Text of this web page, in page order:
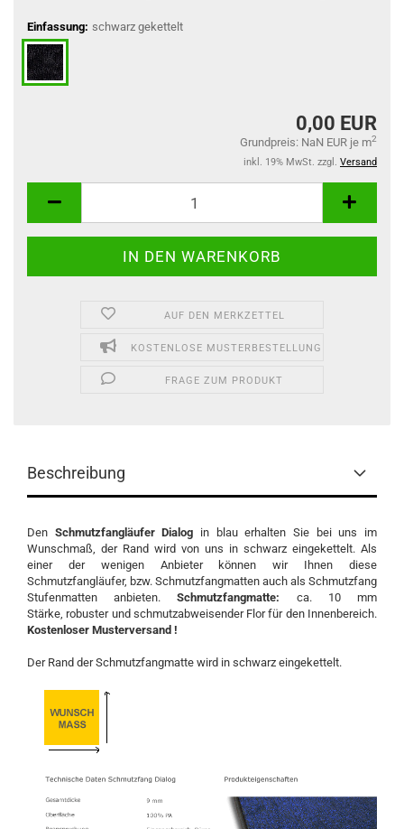
Einfassung: schwarz gekettelt
0,00 EUR
Grundpreis: NaN EUR je m2
inkl. 19% MwSt. zzgl. Versand
AUF DEN MERKZETTEL
KOSTENLOSE MUSTERBESTELLUNG
FRAGE ZUM PRODUKT
Beschreibung
Den Schmutzfangläufer Dialog in blau erhalten Sie bei uns im
Wunschmaß, der Rand wird von uns in schwarz eingekettelt. Als
einer der wenigen Anbieter können wir Ihnen diese
Schmutzfangläufer, bzw. Schmutzfangmatten auch als Schmutzfang
Stufenmatten anbieten.Schmutzfangmatte: ca. 10 mm
Stärke, robuster und schmutzabweisender Flor für den Innenbereich.
Kostenloser Musterversand !
Der Rand der Schmutzfangmatte wird in schwarz eingekettelt.